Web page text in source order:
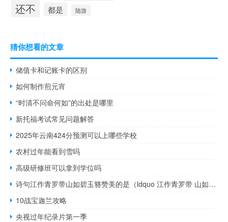
还不
都是 陆游
猜你想看的文章
储值卡和记账卡的区别
如何制作煎元宵
“时清不问命何如”的出处是哪里
新托福考试常见问题解答
2025年云南424分预测可以上哪些学校
农村过年能看到雪吗
高级研修班可以拿到学位吗
诗句江作青罗带山如碧玉簪赞美的是（ldquo 江作青罗带 山如碧玉簪 rdquo 这句诗是哪首诗里的）
10战宝迦兰攻略
央视过年纪录片第一季